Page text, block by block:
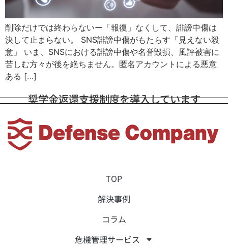
削除だけでは終わらないー「報復」なくして、誹謗中傷は
決して止まらない。 SNS誹謗中傷がもたらす「見えない殺
意」 いま、SNSにおける誹謗中傷や名誉毀損、風評被害に
苦しむ方々が後を絶ちません。匿名アカウントによる悪意
ある […]
奨学金返還支援制度を導入しています
TOP
解決事例
コラム
危機管理サービス